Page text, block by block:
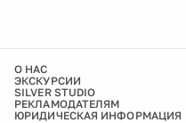
О НАС
ЭКСКУРСИИ
SILVER STUDIO
РЕКЛАМОДАТЕЛЯМ
ЮРИДИЧЕСКАЯ ИНФОРМАЦИЯ